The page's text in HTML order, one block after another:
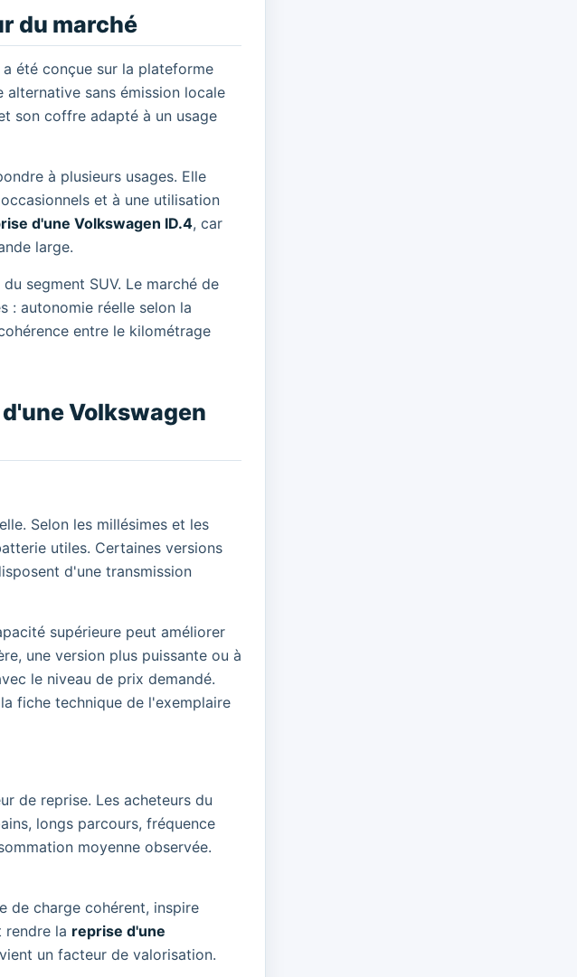
du marché
a été conçue sur la plateforme
sans émission locale
son coffre adapté à un usage
à plusieurs usages. Elle
et à une utilisation
d'une Volkswagen ID.4, car
large.
segment SUV. Le marché de
: autonomie réelle selon la
entre le kilométrage
Volkswagen
Selon les millésimes et les
utiles. Certaines versions
d'une transmission
supérieure peut améliorer
une version plus puissante ou à
le niveau de prix demandé.
fiche technique de l'exemplaire
de reprise. Les acheteurs du
longs parcours, fréquence
moyenne observée.
de charge cohérent, inspire
rendre la reprise d'une
un facteur de valorisation.